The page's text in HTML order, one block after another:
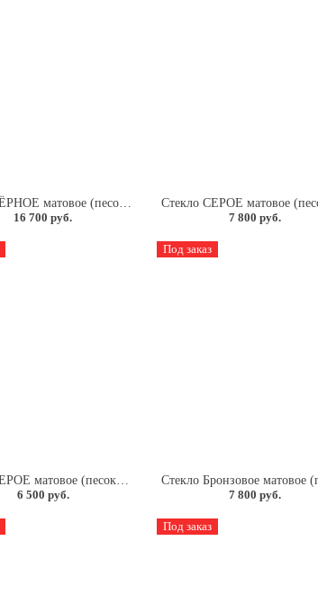
Стекло ЧЁРНОЕ матовое (песок) 8мм.
16 700 руб.
7 800 руб.
Стекло СЕРОЕ матовое (песок) 4мм.
6 500 руб.
Под заказ
7 800 руб.
Под заказ